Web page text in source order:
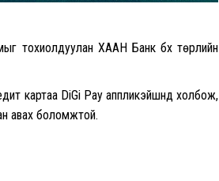
тохиолдуулан ХААН Банк бүх төрлийн
картаа DiGi Pay аппликэйшнд холбож,
авах боломжтой.